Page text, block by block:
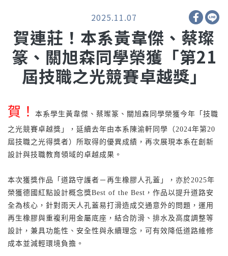
2025.11.07
賀連莊！本系黃韋傑、蔡璨
篆、關旭森同學榮獲「第21
屆技職之光競賽卓越獎」
賀！
本系學生黃韋傑、蔡璨篆、關旭森同學榮獲今年「技職
之光競賽卓越獎」，延續去年由本系陳渝軒同學（2024年第20
屆技職之光得獎者）所取得的優異成績，再次展現本系在創新
設計與技職教育領域的卓越成果。
本次獲獎作品「道路守護者－再生橡膠人孔蓋」，亦於2025年
榮獲德國紅點設計概念獎Best of the Best，作品以提升道路安
全為核心，針對雨天人孔蓋易打滑造成交通意外的問題，運用
再生橡膠與重複利用金屬底座，結合防滑、排水及高度調整等
設計，兼具功能性、安全性與永續理念，可有效降低道路維修
成本並減輕環境負擔。